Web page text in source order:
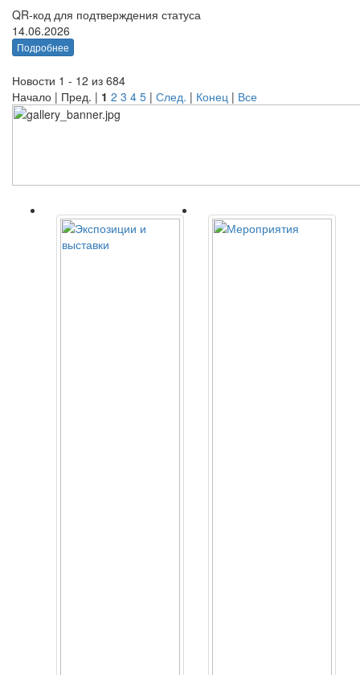
QR-код для подтверждения статуса
14.06.2026
Подробнее
Новости 1 - 12 из 684
Начало | Пред. | 1 2 3 4 5 | След. | Конец | Все